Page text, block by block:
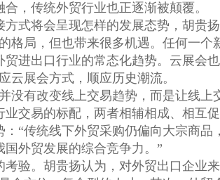
，传统外贸行业也正逐渐被颠覆。
式将会呈现怎样的发展态势，胡贵
格局，但也带来很多机遇。任何一
进出口行业的常态化趋势。云展会
云展会方式，顺应历史潮流。
没有改变线上交易趋势，而是让线
交易的标配，两者相辅相成、相互促
“传统线下外贸采购仍偏向大宗商
外贸发展的综合竞争力。”
验。胡贵扬认为，对外贸出口企业